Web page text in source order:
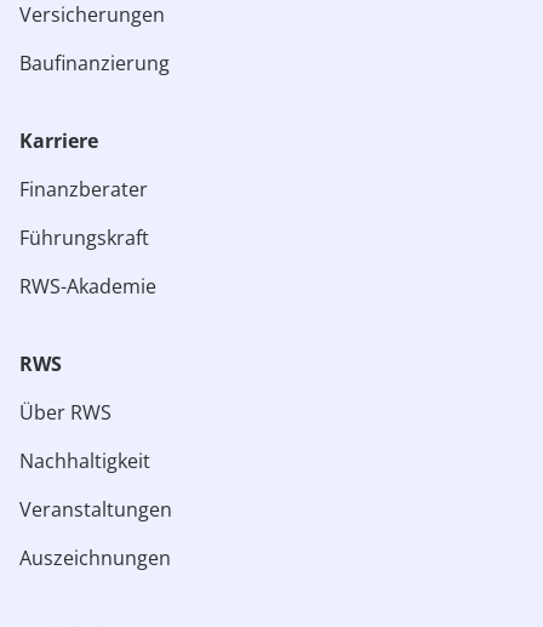
Versicherungen
Baufinanzierung
Karriere
Finanzberater
Führungskraft
RWS-Akademie
RWS
Über RWS
Nachhaltigkeit
Veranstaltungen
Auszeichnungen